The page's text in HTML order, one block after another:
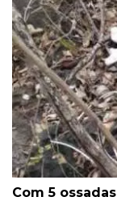
Com 5